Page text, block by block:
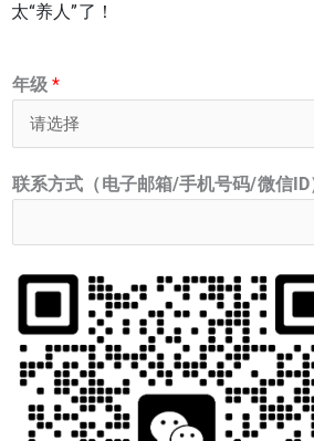
太“养人”了！
年级*
联系方式（电子邮箱/手机号码/微信